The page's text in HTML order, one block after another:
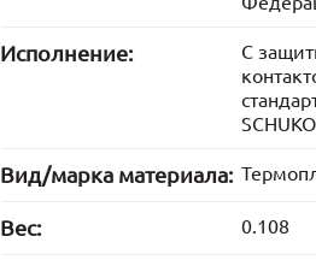
Исполнение:
С
SCHUKO
Вид/марка материала:
Вес: 0.108